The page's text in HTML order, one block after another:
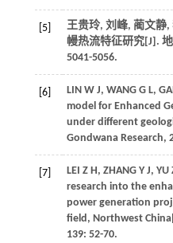
[5]
王贵玲, 刘峰, 蔺文静
幔热流特征研究[J].
5041-5056.
[6] LIN W J, WANG G L,
model for Enhanced
under different
Gondwana Research,
[7] LEI Z H, ZHANG Y J, YU
research into the
power generation
field, Northwest
139: 52-70.